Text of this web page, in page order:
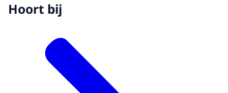
Hoort bij